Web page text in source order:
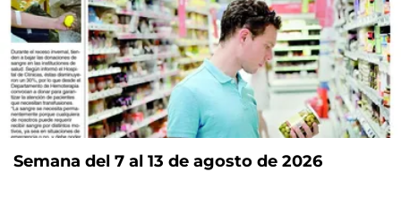
Semana del 7 al 13 de agosto de 2026